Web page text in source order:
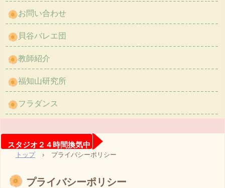
お問い合わせ
貝谷バレエ団
教師紹介
福知山研究所
フラダンス
スタジオ２４時間換気中
トップ › プライバシーポリシー
プライバシーポリシー